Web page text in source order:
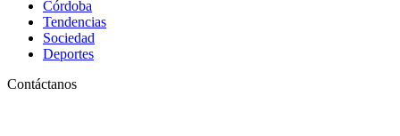
Córdoba
Tendencias
Sociedad
Deportes
Contáctanos